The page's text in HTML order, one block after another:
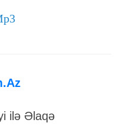
ilə Əlaqə